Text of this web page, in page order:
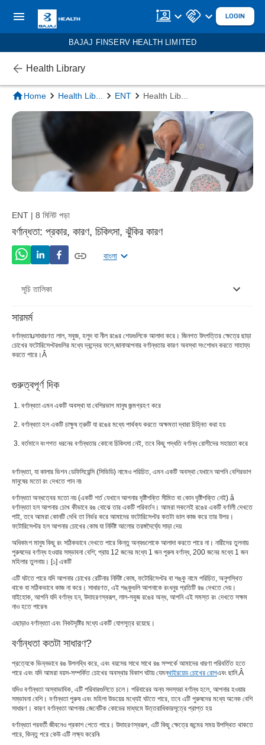
LOGIN
BAJAJ FINSERV HEALTH LIMITED
Health Library
Home Health Lib ENT Health Lib
ENT | 8 মিনিট পড়া
বর্ণান্ধতা: প্রকার, কারণ, চিকিৎসা, ঝুঁকির কারণ
বাংলা
সূচি তালিকা
বর্ণান্ধতার লক্ষণ
বর্ণান্ধতার কারণ
বর্ণান্ধতা বিকাশের ঝুঁকিতে কারা?
সারমর্ম
বর্ণান্ধতাuসাধারণত লাল, সবুজ, হলুদ বা নীল রঙের শেডগুলিকে আলাদা করে। জিনগত উৎপত্তির ক্ষেত্রে ছাড়া
চোখের ফটোরিসেপ্টরগুলির মধ্যে দ্বন্দ্বের ফলে,জানাআপনার বর্ণান্ধতার কারণ অবস্থা সংশোধন করতে সাহায্য
করতে পারে।Â
গুরুত্বপূর্ণ দিক
বর্ণান্ধতা এমন একটি অবস্থা যা বেশিরভাগ মানুষ জন্মগ্রহণ করে
বর্ণান্ধতা হল একটি চাক্ষুষ ত্রুটি যা রঙের মধ্যে পার্থক্য করতে অক্ষমতা দ্বারা চিহ্নিত করা হয়
বর্তমানে বংশগত ধরনের বর্ণান্ধতার কোনো চিকিৎসা নেই, তবে কিছু পদ্ধতি বর্ণান্ধ রোগীদের সহায়তা করে
বর্ণান্ধতা, যা কালার ভিশন ডেফিসিয়েন্সি (সিভিডি) নামেও পরিচিত, এমন একটি অবস্থা যেখানে আপনি বেশিরভাগ
মানুষের মতো রং দেখতে পান না৷
বর্ণান্ধতা অন্ধত্বের মতো নয় (একটি শর্ত যেখানে আপনার দৃষ্টিশক্তি সীমিত বা কোন দৃষ্টিশক্তি নেই) â
বর্ণান্ধতা হল আপনার চোখ কীভাবে রঙ বোঝে তার একটি পরিবর্তন। আমরা সকলেই রঙের একটি বর্ণালী দেখতে
পাই, তবে আমরা কোনটি দেখি তা নির্ভর করে আমাদের ফটোরিসেপ্টর কতটা ভাল কাজ করে তার উপর।
ফটোরিসেপ্টর হল আপনার চোখের কোষ যা নির্দিষ্ট আলোর তরঙ্গদৈর্ঘ্যে সাড়া দেয়
অধিকাংশ মানুষ কিছু রং সঠিকভাবে দেখতে পারে কিন্তু অন্যগুলোকে আলাদা করতে পারে না। নারীদের তুলনায়
পুরুষদের বর্ণান্ধ হওয়ার সম্ভাবনা বেশি; প্রায় 12 জনের মধ্যে 1 জন পুরুষ বর্ণান্ধ, 200 জনের মধ্যে 1 জন
মহিলার তুলনায়। [১] একটি
এটি ঘটতে পারে যদি আপনার চোখের রেটিনার নির্দিষ্ট কোষ, ফটোরিসেপ্টর বা শঙ্কু নামে পরিচিত, অনুপস্থিত
থাকে বা সঠিকভাবে কাজ না করে। সাধারণত, এই শঙ্কুগুলি আপনাকে রংধনুর প্রতিটি রঙ দেখতে দেয়।
যাইহোক, আপনি যদি বর্ণান্ধ হন, উদাহরণস্বরূপ, লাল-সবুজ রঙের অন্ধ, আপনি এই সমস্ত রং দেখতে সক্ষম
নাও হতে পারেন৷
এছাড়াও বর্ণান্ধতা এবং নিকটদৃষ্টির মধ্যে একটি যোগসূত্র রয়েছে।
বর্ণান্ধতা কতটা সাধারণ?
প্রত্যেকে ভিন্নভাবে রঙ উপলব্ধি করে, এবং বয়সের সাথে সাথে রঙ সম্পর্কে আমাদের ধারণা পরিবর্তিত হতে
পারে এবং যদি আমরা বয়স-সম্পর্কিত চোখের অবস্থার বিকাশ ঘটায় যেমনথাইরয়েড চোখের রোগএবং ছানি.Â
যদিও বর্ণান্ধতা অস্বাভাবিক, এটি পরিবারগুলিতে চলে। পরিবারের অন্য সদস্যরা বর্ণান্ধ হলে, আপনার হওয়ার
সম্ভাবনা বেশি। বর্ণান্ধতা পুরুষ এবং মহিলা উভয়ের মধ্যেই ঘটতে পারে, তবে এটি পুরুষদের মধ্যে অনেক বেশি
সাধারণ। কারণ বর্ণান্ধতা আপনার জেনেটিক কোডের মাধ্যমে উত্তরাধিকারসূত্রে প্রাপ্ত হয়
বর্ণান্ধতা পরবর্তী জীবনেও প্রকাশ পেতে পারে। উদাহরণস্বরূপ, এটি কিছু ক্ষেত্রে জন্মের সময় উপস্থিত থাকতে
পারে, কিন্তু পরে কেউ এটি লক্ষ্য করেনি৷